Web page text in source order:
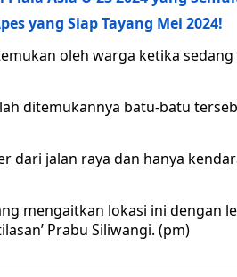
yang Siap Tayang Mei 2024!
oleh warga ketika
ditemukannya batu-batu
dari jalan raya dan hanya
mengaitkan lokasi ini dengan
Prabu Siliwangi. (pm)